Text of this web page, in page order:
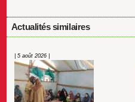
Actualités similaires
| 5 août 2026 |